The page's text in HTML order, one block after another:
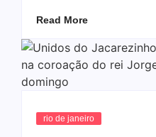
Read More
rio de janeiro